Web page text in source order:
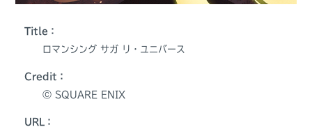
Title：
ロマンシング サガ リ・ユニバース
Credit：
Ⓒ SQUARE ENIX
URL：